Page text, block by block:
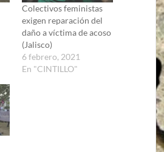
Colectivos feministas
exigen reparación del
daño a víctima de acoso
(Jalisco)
6 febrero, 2021
En "CINTILLO"